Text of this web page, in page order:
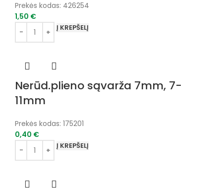
Prekės kodas: 426254
1,50 €
Į KREPŠELĮ
Nerūd.plieno sąvarža 7mm, 7-
11mm
Prekės kodas: 175201
0,40 €
Į KREPŠELĮ